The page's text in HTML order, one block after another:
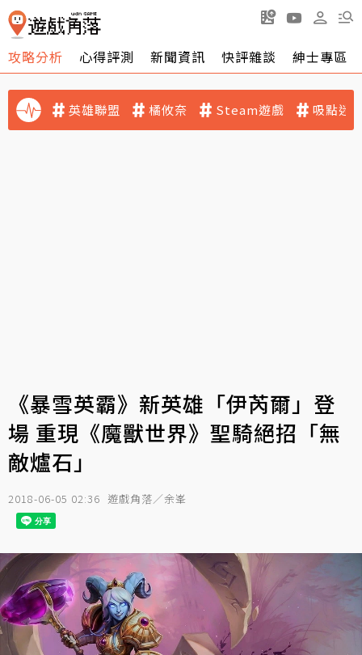
攻略分析 心得評測 新聞資訊 快評雜談 紳士專區
英雄聯盟 橘攸奈 Steam遊戲 吸點迷
《暴雪英霸》新英雄「伊芮爾」登
場 重現《魔獸世界》聖騎絕招「無
敵爐石」
2018-06-05 02:36 遊戲角落／余峯